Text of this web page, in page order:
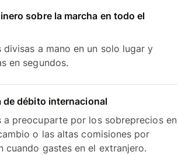
sobre la marcha en todo el
divisas a mano en un solo lugar y
en segundos.
de débito internacional
a preocuparte por los sobreprecios en
o las altas comisiones por
cuando gastes en el extranjero.